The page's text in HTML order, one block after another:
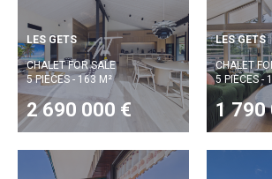
LES GETS
CHALET FOR SALE
5 PIECES - 163 M²
2 690 000 €
LES GETS
CHALET
5 PIECES -
1 790